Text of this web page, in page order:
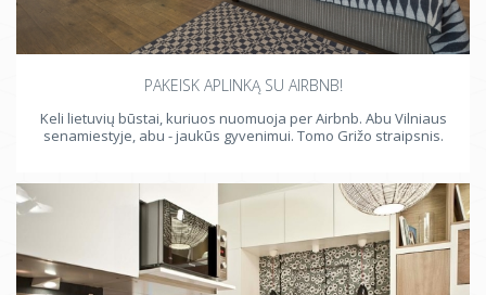
PAKEISK APLINKĄ SU AIRBNB!
Keli lietuvių būstai, kuriuos nuomuoja per Airbnb. Abu Vilniaus
senamiestyje, abu - jaukūs gyvenimui. Tomo Grižo straipsnis.